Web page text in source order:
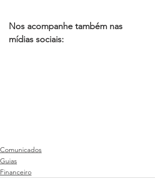
Nos acompanhe também nas
mídias sociais:
Comunicados
Guias
Financeiro